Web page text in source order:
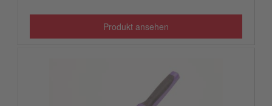
Produkt ansehen